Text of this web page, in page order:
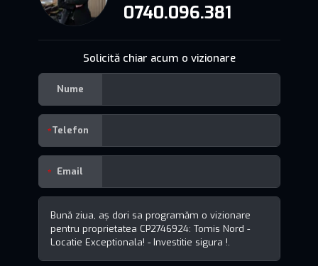
0740.096.381
Solicită chiar acum o vizionare
Nume
Telefon
Email